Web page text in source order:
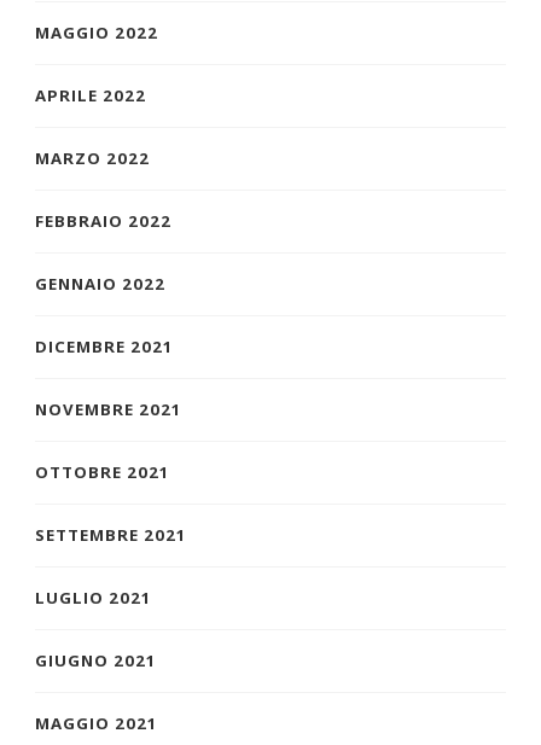
MAGGIO 2022
APRILE 2022
MARZO 2022
FEBBRAIO 2022
GENNAIO 2022
DICEMBRE 2021
NOVEMBRE 2021
OTTOBRE 2021
SETTEMBRE 2021
LUGLIO 2021
GIUGNO 2021
MAGGIO 2021